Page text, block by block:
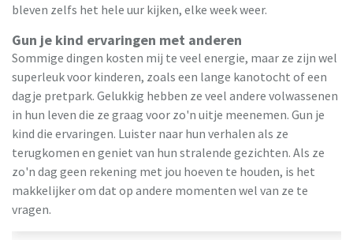
bleven zelfs het hele uur kijken, elke week weer.
Gun je kind ervaringen met anderen
Sommige dingen kosten mij te veel energie, maar ze zijn wel
superleuk voor kinderen, zoals een lange kanotocht of een
dagje pretpark. Gelukkig hebben ze veel andere volwassenen
in hun leven die ze graag voor zo'n uitje meenemen. Gun je
kind die ervaringen. Luister naar hun verhalen als ze
terugkomen en geniet van hun stralende gezichten. Als ze
zo'n dag geen rekening met jou hoeven te houden, is het
makkelijker om dat op andere momenten wel van ze te
vragen.